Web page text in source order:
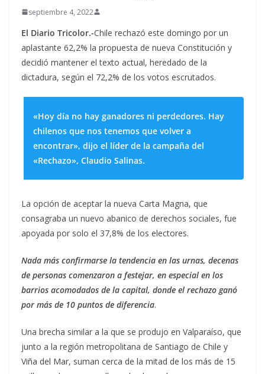
septiembre 4, 2022
El Diario Tricolor.-Chile rechazó este domingo por un
aplastante 62,2% la propuesta de nueva Constitución y
decidió mantener el texto actual, heredado de la
dictadura, según el 72,2% de los votos escrutados.
«Hoy día no hay ganadores ni perdedores. Hay
chilenos que nos tenemos que volver a
encontrar», dijo el líder de la campaña del
«Rechazo», Claudio Salinas.
La opción de aceptar la nueva Carta Magna, que
consagraba un nuevo abanico de derechos sociales, fue
apoyada por solo el 37,8% de los electores.
Nada más confirmarse la tendencia en las urnas, decenas
de personas comenzaron a festejar, en especial en los
barrios acomodados de la capital, donde el rechazo ganó
por más de 10 puntos de diferencia.
Una brecha similar a la que se produjo en Valparaíso, que
junto a la región metropolitana de Santiago de Chile y
Viña del Mar, suman cerca de la mitad de los más de 15